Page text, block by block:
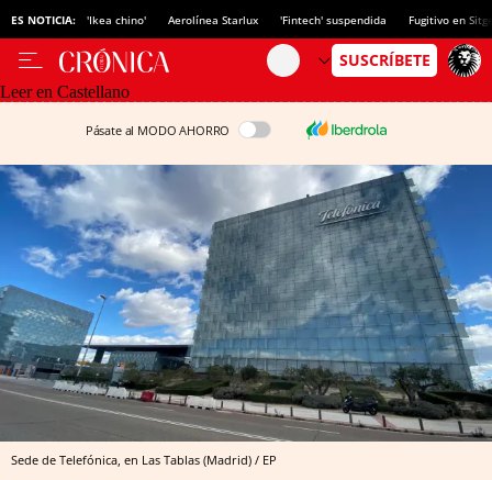
ES NOTICIA: 'Ikea chino' Aerolínea Starlux 'Fintech' suspendida Fugitivo en
Leer en Castellano
Pásate al MODO AHORRO
Sede de Telefónica, en Las Tablas (Madrid) / EP